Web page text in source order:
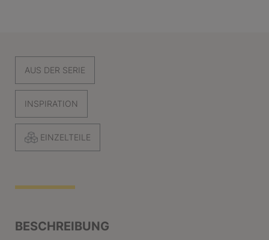
AUS DER SERIE
INSPIRATION
EINZELTEILE
BESCHREIBUNG